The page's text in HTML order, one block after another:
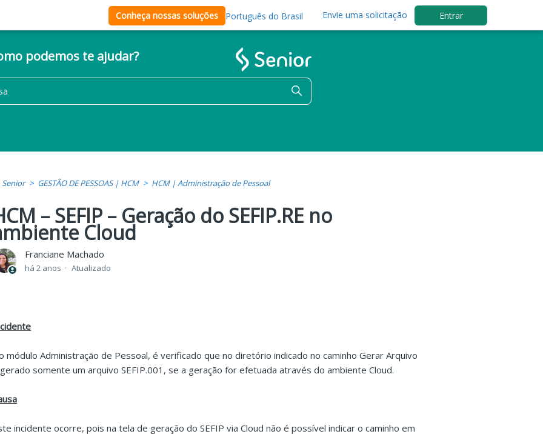
Conheça nossas soluções Português do Brasil Envie uma solicitação Entrar
podemos te ajudar?
Senior GESTÃO DE PESSOAS | HCM HCM | Administração de Pessoal
– SEFIP – Geração do SEFIP.RE no
Cloud
Franciane Machado
há 2 anos Atualizado
módulo Administração de Pessoal, é verificado que no diretório indicado no caminho Gerar Arquivo
somente um arquivo SEFIP.001, se a geração for efetuada através do ambiente Cloud.
incidente ocorre, pois na tela de geração do SEFIP via Cloud não é possível indicar o caminho em